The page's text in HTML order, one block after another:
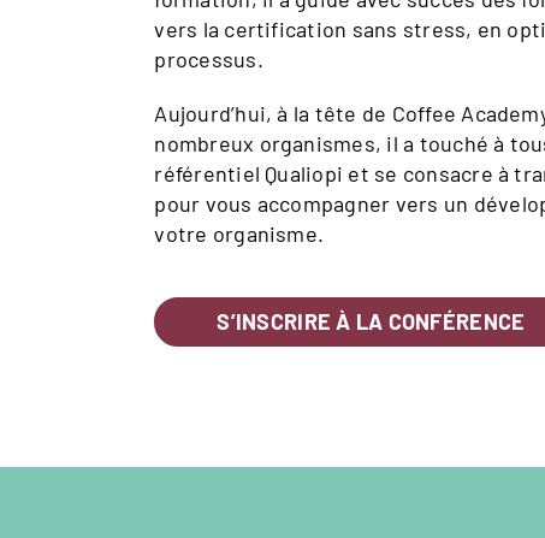
vers la certification sans stress, en
processus.
Aujourd’hui, à la tête de Coffee
nombreux organismes, il a touché à
référentiel Qualiopi et se consacre à
pour vous accompagner vers un
votre organisme.
S’INSCRIRE À LA CONFÉRENCE